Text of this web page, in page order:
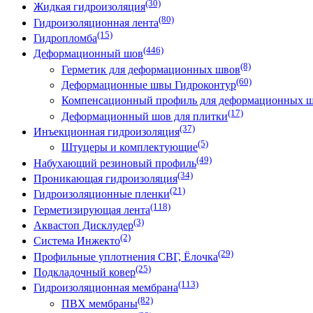
Жидкая гидроизоляция(30)
Гидроизоляционная лента(80)
Гидропломба(15)
Деформационный шов(446)
Герметик для деформационных швов(8)
Деформационные швы Гидроконтур(60)
Компенсационный профиль для деформационных
Деформационный шов для плитки(17)
Инъекционная гидроизоляция(37)
Штуцеры и комплектующие(5)
Набухающий резиновый профиль(49)
Проникающая гидроизоляция(34)
Гидроизоляционные пленки(21)
Герметизирующая лента(118)
Аквастоп Дисклудер(3)
Система Инжекто(2)
Профильные уплотнения СВГ, Ёлочка(29)
Подкладочный ковер(25)
Гидроизоляционная мембрана(113)
ПВХ мембраны(82)